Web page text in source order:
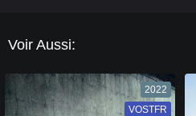
Voir Aussi:
2022
VF
VOSTFR